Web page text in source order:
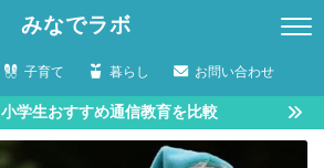
みなでラボ
子育て 暮らし お問い合わせ
小学生おすすめ通信教育を比較